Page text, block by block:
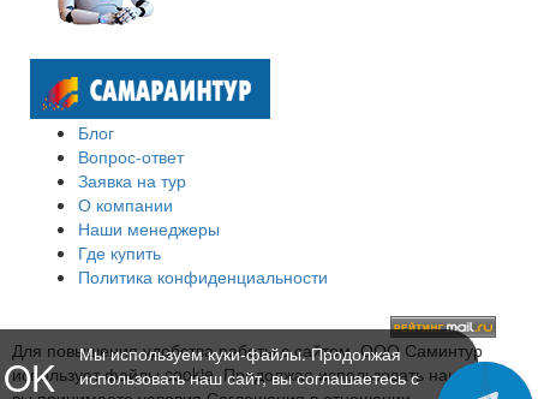
Блог
Вопрос-ответ
Заявка на тур
О компании
Наши менеджеры
Где купить
Политика конфиденциальности
Для повышения удобства работы с сайтом, ООО Саминтур
использует файлы cookie. Продолжая использовать наш сайт,
OK
Мы используем куки-файлы. Продолжая
использовать наш сайт, вы соглашаетесь с